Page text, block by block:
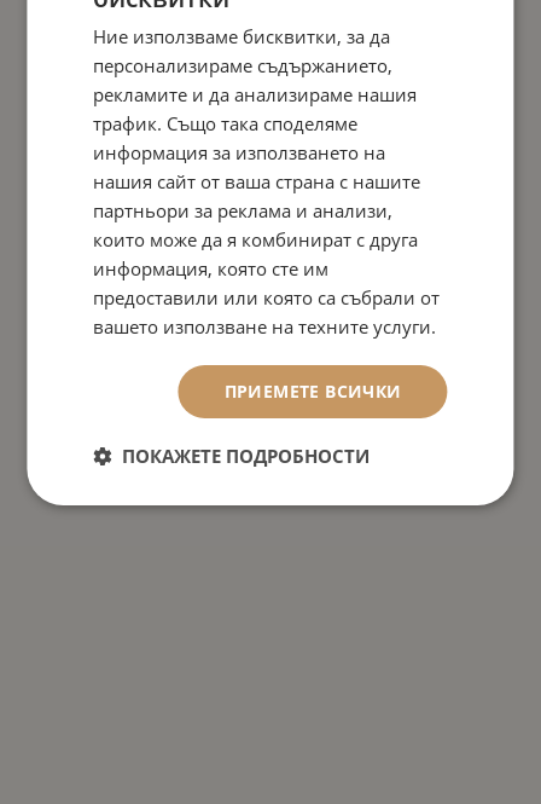
На страница по:
Ние използваме бисквитки, за да
персонализираме съдържанието,
рекламите и да анализираме нашия
трафик. Също така споделяме
информация за използването на
нашия сайт от ваша страна с нашите
партньори за реклама и анализи,
които може да я комбинират с друга
информация, която сте им
предоставили или която са събрали от
вашето използване на техните услуги.
ПРИЕМЕТЕ ВСИЧКИ
ПОКАЖЕТЕ ПОДРОБНОСТИ